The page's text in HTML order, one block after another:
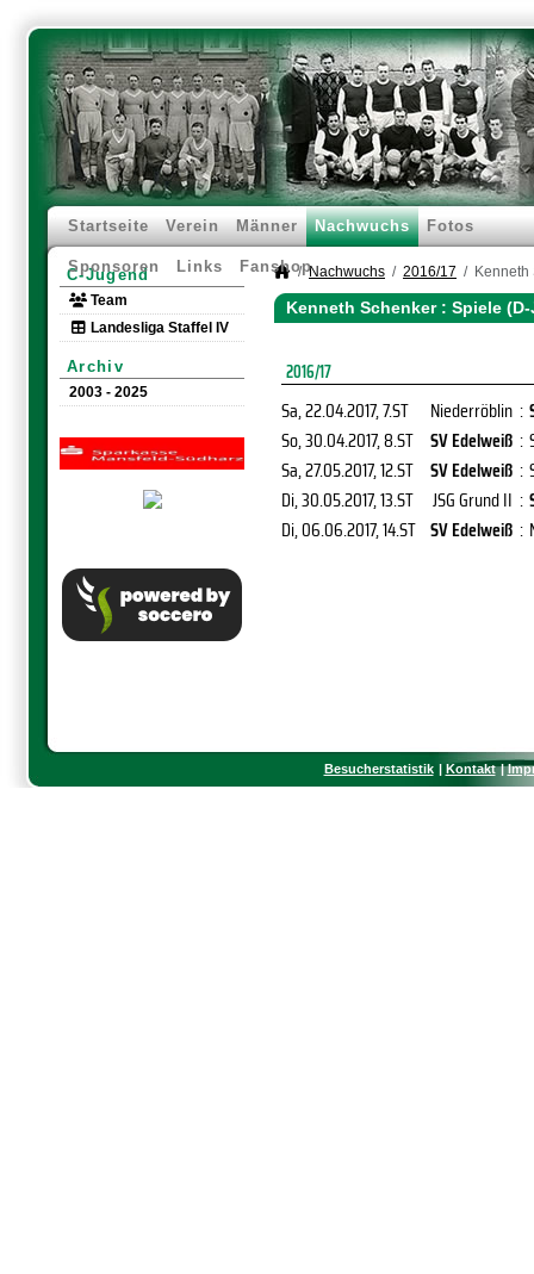
Startseite Verein Männer Nachwuchs Fotos
Sponsoren Links Fanshop
C-Jugend
Team
Landesliga Staffel IV
Archiv
2003 - 2025
Nachwuchs 2016/17 Kenneth
Kenneth Schenker : Spiele
2016/17
Sa, 22.04.2017, 7.ST Niederröblin :
So, 30.04.2017, 8.ST SV Edelweiß :
Sa, 27.05.2017, 12.ST SV Edelweiß :
Di, 30.05.2017, 13.ST JSG Grund II :
Di, 06.06.2017, 14.ST SV Edelweiß :
Besucherstatistik Kontakt